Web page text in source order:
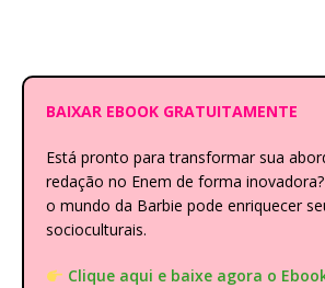
BAIXAR EBOOK GRATUITAMENTE
Está pronto para transformar sua
redação no Enem de forma
o mundo da Barbie pode enriquecer
socioculturais.
Clique aqui e baixe agora o